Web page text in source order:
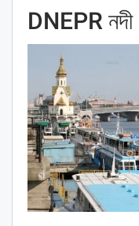
DNEPR নদী